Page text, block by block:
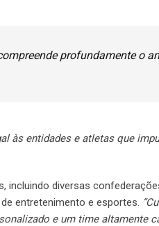
profundamente o
às entidades e atletas que
incluindo diversas
entretenimento e esportes.
e um time altamente